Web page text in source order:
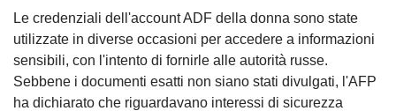
Le credenziali dell'account ADF della donna sono state
utilizzate in diverse occasioni per accedere a informazioni
sensibili, con l'intento di fornirle alle autorità russe.
Sebbene i documenti esatti non siano stati divulgati, l'AFP
ha dichiarato che riguardavano interessi di sicurezza